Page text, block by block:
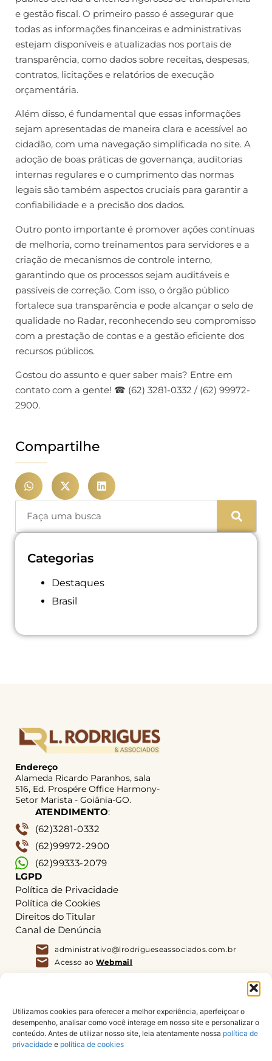
Utilizamos cookies para oferecer a melhor experiência, aperfeiçoar o
desempenho, analisar como você interage em nosso site e personalizar o
conteúdo. Antes de utilizar nosso site, leia atentamente nossa política de
privacidade e política de cookies
e gestão fiscal. O primeiro passo é assegurar que
todas as informações financeiras e administrativas
estejam disponíveis e atualizadas nos portais de
transparência, como dados sobre receitas, despesas,
contratos, licitações e relatórios de execução
orçamentária.
Além disso, é fundamental que essas informações
sejam apresentadas de maneira clara e acessível ao
cidadão, com uma navegação simplificada no site. A
adoção de boas práticas de governança, auditorias
internas regulares e o cumprimento das normas
legais são também aspectos cruciais para garantir a
confiabilidade e a precisão dos dados.
Outro ponto importante é promover ações contínuas
de melhoria, como treinamentos para servidores e a
criação de mecanismos de controle interno,
garantindo que os processos sejam auditáveis e
passíveis de correção. Com isso, o órgão público
fortalece sua transparência e pode alcançar o selo de
qualidade no Radar, reconhecendo seu compromisso
com a prestação de contas e a gestão eficiente dos
recursos públicos.
Gostou do assunto e quer saber mais? Entre em
contato com a gente! ☎ (62) 3281-0332 / (62) 99972-
2900.
Compartilhe
Categorias
Destaques
Brasil
Endereço
Alameda Ricardo Paranhos, sala
516, Ed. Prospére Office Harmony-
Setor Marista - Goiânia-GO.
ATENDIMENTO:
(62)3281-0332
(62)99972-2900
(62)99333-2079
LGPD
Política de Privacidade
Política de Cookies
Direitos do Titular
Canal de Denúncia
administrativo@lrodrigueseassociados.com.br
Acesso aoWebmail
Acesso ao SISGAC